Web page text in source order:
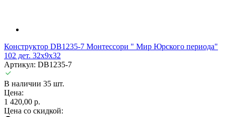
Конструктор DB1235-7 Монтессори " Мир Юрского периода"
102 дет. 32х9х32
Артикул: DB1235-7
В наличии 35 шт.
Цена:
1 420,00 р.
Цена со скидкой: